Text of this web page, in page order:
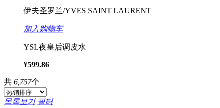
伊夫圣罗兰/YVES SAINT LAURENT
加入购物车
YSL夜皇后调皮水
¥599.86
共 6,757个
목록보기 필터